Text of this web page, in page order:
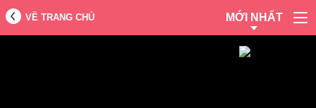
VỀ TRANG CHỦ MỚI NHẤT